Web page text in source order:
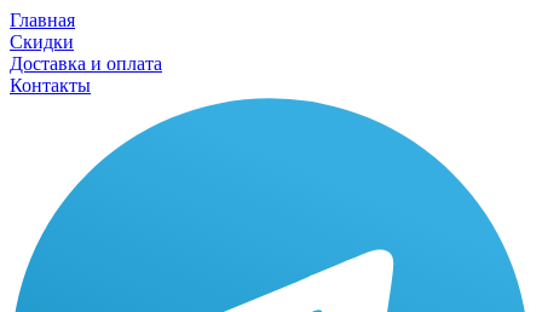
Главная
Скидки
Доставка и оплата
Контакты